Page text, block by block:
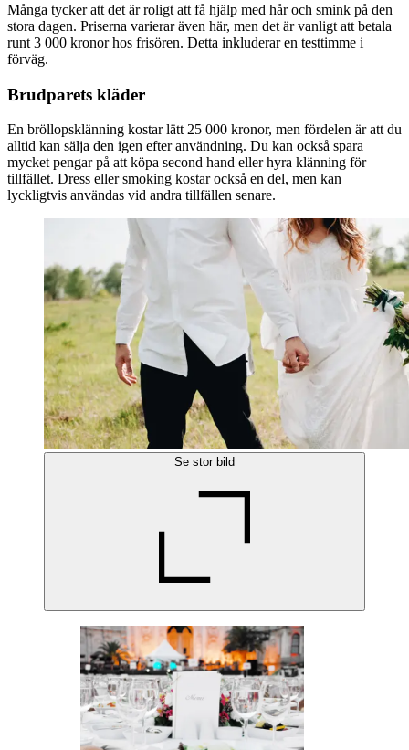
Många tycker att det är roligt att få hjälp med hår och smink på den
stora dagen. Priserna varierar även här, men det är vanligt att betala
runt 3 000 kronor hos frisören. Detta inkluderar en testtimme i
förväg.
Brudparets kläder
En bröllopsklänning kostar lätt 25 000 kronor, men fördelen är att du
alltid kan sälja den igen efter användning. Du kan också spara
mycket pengar på att köpa second hand eller hyra klänning för
tillfället. Dress eller smoking kostar också en del, men kan
lyckligtvis användas vid andra tillfällen senare.
Se stor bild